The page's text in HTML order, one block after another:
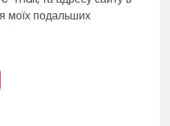
моїх подальших